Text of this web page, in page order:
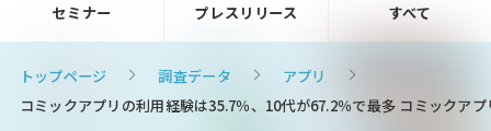
セミナー プレスリリース すべて
トップページ 調査データ
アプリ
コミックアプリの利用経験は35.7％、10代が67.2％で最多 コミックア